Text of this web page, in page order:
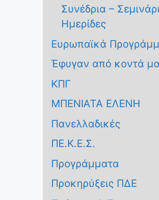
Συνέδρια –
Ημερίδες
Ευρωπαϊκά
Έφυγαν από κοντά
ΚΠΓ
ΜΠΕΝΙΑΤΑ ΕΛΕΝΗ
Πανελλαδικές
ΠΕ.Κ.Ε.Σ.
Προγράμματα
Προκηρύξεις ΠΔΕ